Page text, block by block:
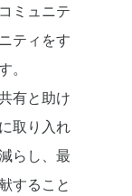
ミュニテ
ティをす
。
有と助け
取り入れ
らし、最
すること